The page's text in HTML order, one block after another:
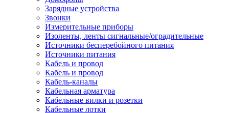
Зарядные устройства
Звонки
Измерительные приборы
Изоленты, ленты сигнальные/оградительные
Источники бесперебойного питания
Источники питания
Кабель и провод
Кабель и провод
Кабель-каналы
Кабельная арматура
Кабельные вилки и розетки
Кабельные лотки